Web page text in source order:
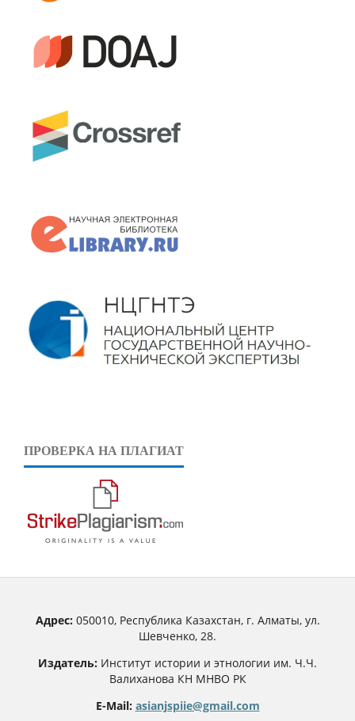
ПРОВЕРКА НА ПЛАГИАТ
Адрес:050010, Республика Казахстан, г. Алматы, ул.
Шевченко, 28.
Издатель: Институт истории и этнологии им. Ч.Ч.
Валиханова КН МНВО РК
E-Mail: asianjspiie@gmail.com